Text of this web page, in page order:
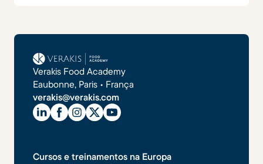
Verakis Food Academy
Eaubonne, Paris • França
verakis@verakis.com
Cursos e treinamentos na Europa